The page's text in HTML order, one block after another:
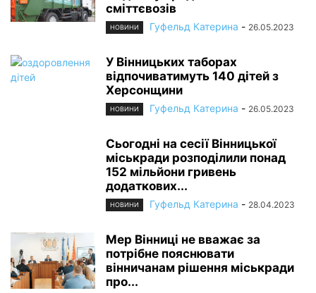
сміттєвозів
НОВИНИ Гуфельд Катерина - 26.05.2023
У Вінницьких таборах
відпочиватимуть 140 дітей з
Херсонщини
НОВИНИ Гуфельд Катерина - 26.05.2023
Сьогодні на сесії Вінницької
міськради розподілили понад
152 мільйони гривень
додаткових...
НОВИНИ Гуфельд Катерина - 28.04.2023
Мер Вінниці не вважає за
потрібне пояснювати
вінничанам рішення міськради
про...